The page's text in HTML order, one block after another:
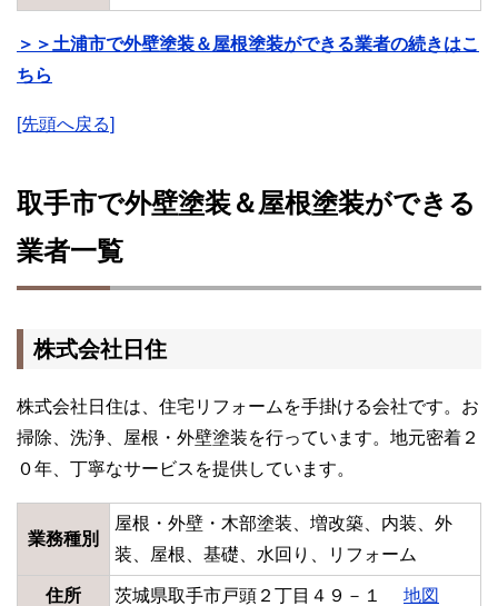
＞＞土浦市で外壁塗装＆屋根塗装ができる業者の続きはこ
ちら
[先頭へ戻る]
取手市で外壁塗装＆屋根塗装ができる
業者一覧
株式会社日住
株式会社日住は、住宅リフォームを手掛ける会社です。お
掃除、洗浄、屋根・外壁塗装を行っています。地元密着２
０年、丁寧なサービスを提供しています。
業務種別
屋根・外壁・木部塗装、増改築、内装、外
装、屋根、基礎、水回り、リフォーム
住所 茨城県取手市戸頭２丁目４９－１ 地図